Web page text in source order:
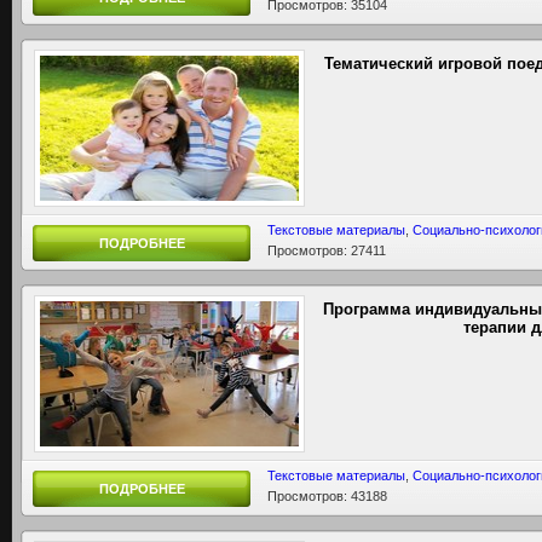
Просмотров: 35104
Тематический игровой
ПОДРОБНЕЕ
Текстовые материалы Социально-
Просмотров: 27411
Программа
терапии
ПОДРОБНЕЕ
Текстовые материалы Социально-
Просмотров: 43188